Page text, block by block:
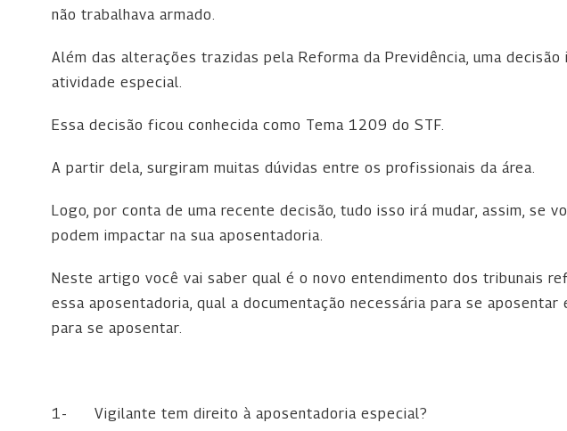
não trabalhava armado.
Além das alterações trazidas pela Reforma da Previdência, uma
atividade especial.
Essa decisão ficou conhecida como Tema 1209 do STF.
A partir dela, surgiram muitas dúvidas entre os profissionais da área.
Logo, por conta de uma recente decisão, tudo isso irá mudar, assim, se
podem impactar na sua aposentadoria.
Neste artigo você vai saber qual é o novo entendimento dos tribunais
essa aposentadoria, qual a documentação necessária para se
para se aposentar.
1- Vigilante tem direito à aposentadoria especial?